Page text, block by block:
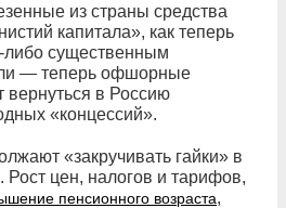
из страны средства
капитала», как теперь
либо существенным
— теперь офшорные
вернуться в Россию
«концессий».
«закручивать гайки» в
цен, налогов и тарифов,
пенсионного возраста,